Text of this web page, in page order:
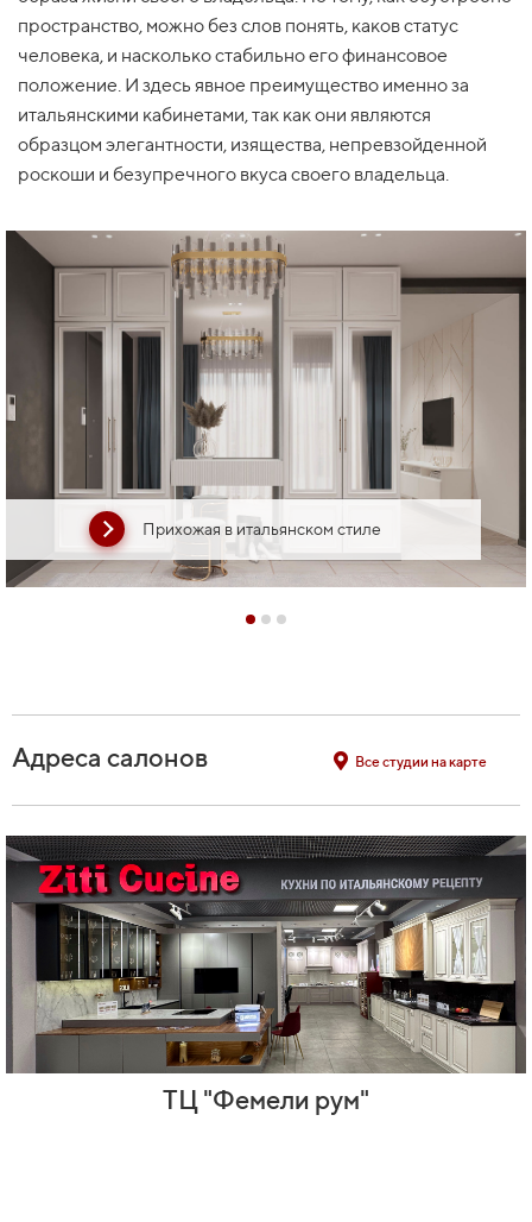
пространство, можно без слов понять, каков статус
человека, и насколько стабильно его финансовое
положение. И здесь явное преимущество именно за
итальянскими кабинетами, так как они являются
образцом элегантности, изящества, непревзойденной
роскоши и безупречного вкуса своего владельца.
Прихожая в итальянском стиле
Адреса салонов Все студии на карте
ТЦ "Фемели рум"